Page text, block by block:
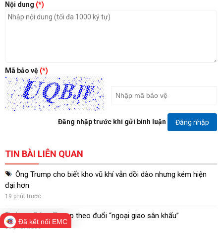
Nội dung (*)
Mã bảo vệ (*)
Đăng nhập trước khi gửi bình luận Đăng nhập
TIN BÀI LIÊN QUAN
Ông Trump cho biết kho vũ khí vẫn dồi dào nhưng kém hiện
đại hơn
19 phút trước
Iran tố ông Trump theo đuổi “ngoại giao sân khấu”
30 phút trước
Đã kết nối EMC